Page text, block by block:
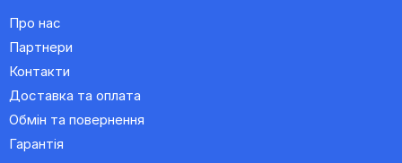
Про нас
Партнери
Контакти
Доставка та оплата
Обмін та повернення
Гарантія